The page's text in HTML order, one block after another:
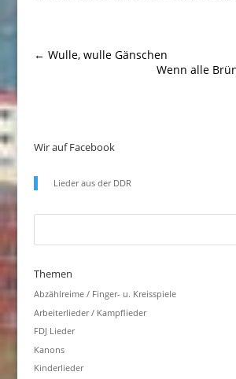
← Wulle, wulle Gänschen
Wenn alle
Wir auf Facebook
Lieder aus der DDR
Themen
Abzählreime / Finger- u. Kreisspiele
Arbeiterlieder / Kampflieder
FDJ Lieder
Kanons
Kinderlieder